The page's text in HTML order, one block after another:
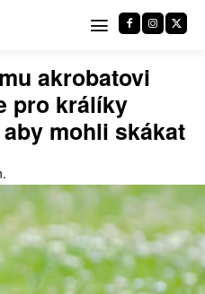
akrobatovi
pro králíky
mohli skákat